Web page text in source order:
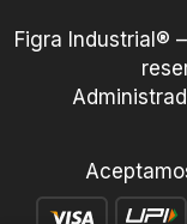
Figra Industrial®